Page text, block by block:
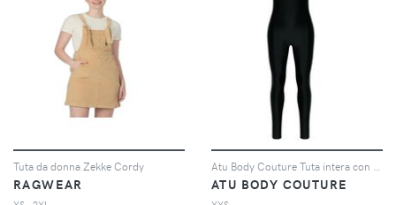
Tuta da donna Zekke Cordy
RAGWEAR ATU BODY COUTURE